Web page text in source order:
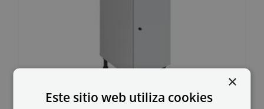
×
Este sitio web utiliza cookies